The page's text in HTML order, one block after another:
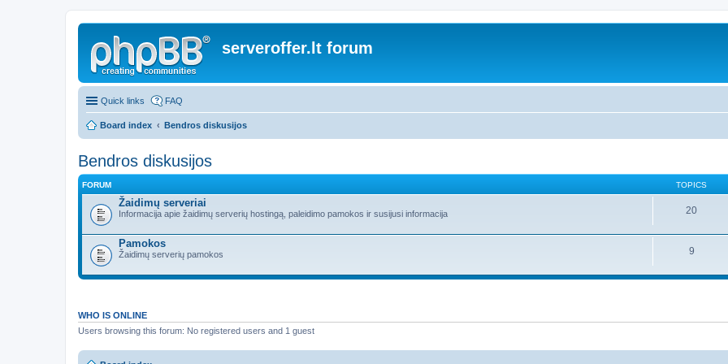
serveroffer.lt forum
Quick links FAQ
Board index Bendros diskusijos
Bendros diskusijos
FORUM TOPICS
Žaidimų serveriai
Informacija apie žaidimų serverių hostingą, paleidimo pamokos ir susijusi informacija 20
Pamokos
Žaidimų serverių pamokos 9
WHO IS ONLINE
Users browsing this forum: No registered users and 1 guest